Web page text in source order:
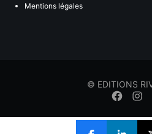
Mentions légales
© EDITIONS
Élément
menude